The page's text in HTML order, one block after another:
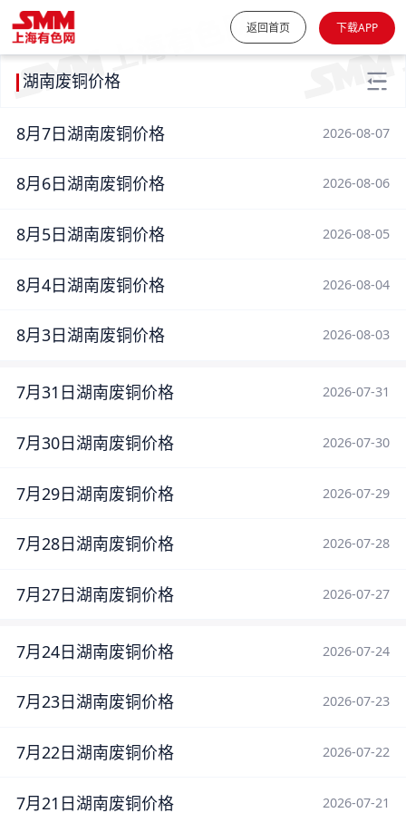
返回首页 下载APP
湖南废铜价格
8月7日湖南废铜价格 2026-08-07
8月6日湖南废铜价格 2026-08-06
8月5日湖南废铜价格 2026-08-05
8月4日湖南废铜价格 2026-08-04
8月3日湖南废铜价格 2026-08-03
7月31日湖南废铜价格 2026-07-31
7月30日湖南废铜价格 2026-07-30
7月29日湖南废铜价格 2026-07-29
7月28日湖南废铜价格 2026-07-28
7月27日湖南废铜价格 2026-07-27
7月24日湖南废铜价格 2026-07-24
7月23日湖南废铜价格 2026-07-23
7月22日湖南废铜价格 2026-07-22
7月21日湖南废铜价格 2026-07-21